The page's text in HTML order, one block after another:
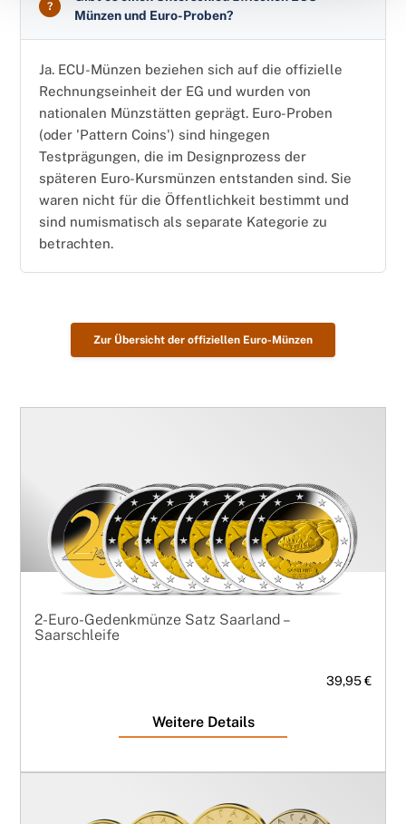
Münzen und Euro-Proben?
Ja. ECU-Münzen beziehen sich auf die offizielle
Rechnungseinheit der EG und wurden von
nationalen Münzstätten geprägt. Euro-Proben
(oder 'Pattern Coins') sind hingegen
Testprägungen, die im Designprozess der
späteren Euro-Kursmünzen entstanden sind. Sie
waren nicht für die Öffentlichkeit bestimmt und
sind numismatisch als separate Kategorie zu
betrachten.
Zur Übersicht der offiziellen Euro-Münzen
2-Euro-Gedenkmünze Satz Saarland –
Saarschleife
39,95 €
Weitere Details